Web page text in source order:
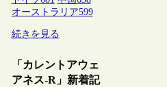
オーストラリア599
続きを見る
「カレントアウェ
アネス-R」新着記